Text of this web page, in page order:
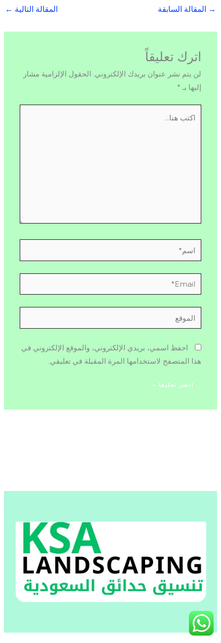
→ المقالة السابقة المقالة التالية ←
اترك تعليقاً
لن يتم نشر عنوان بريدك الإلكتروني. الحقول الإلزامية مشار
إليها بـ *
اسم*
Email*
الموقع
احفظ اسمي، بريدي الإلكتروني، والموقع الإلكتروني في
هذا المتصفح لاستخدامها المرة المقبلة في تعليقي.